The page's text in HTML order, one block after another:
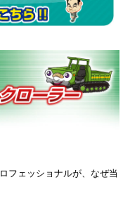
フェッショナルが、なぜ当